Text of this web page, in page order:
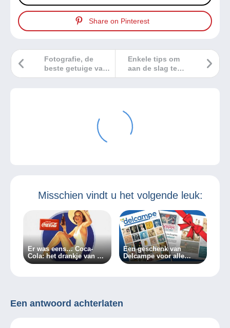
Share on Pinterest
Enkele tips om
aan de slag te
gaan met
Fotografie, de
beste getuige van
de mode uit het
Misschien vindt u het volgende leuk:
Er was eens… Coca-
Cola: het drankje van de
pin-ups!
Een geschenk van
Delcampe voor alle
verzamelaars!
Een antwoord achterlaten